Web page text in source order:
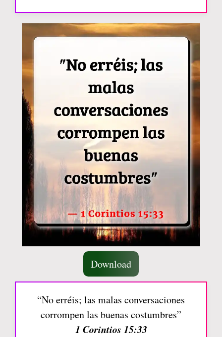
Download
“No erréis; las malas conversaciones
corrompen las buenas costumbres”
1 Corintios 15:33